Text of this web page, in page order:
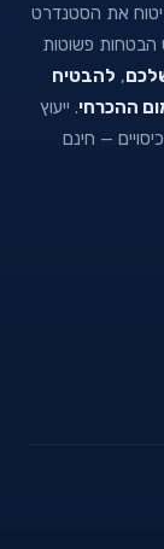
את הסטנדרט
הבטחות פשוטות
, להבטיח
ההכרחי. ייעוץ
— חינם